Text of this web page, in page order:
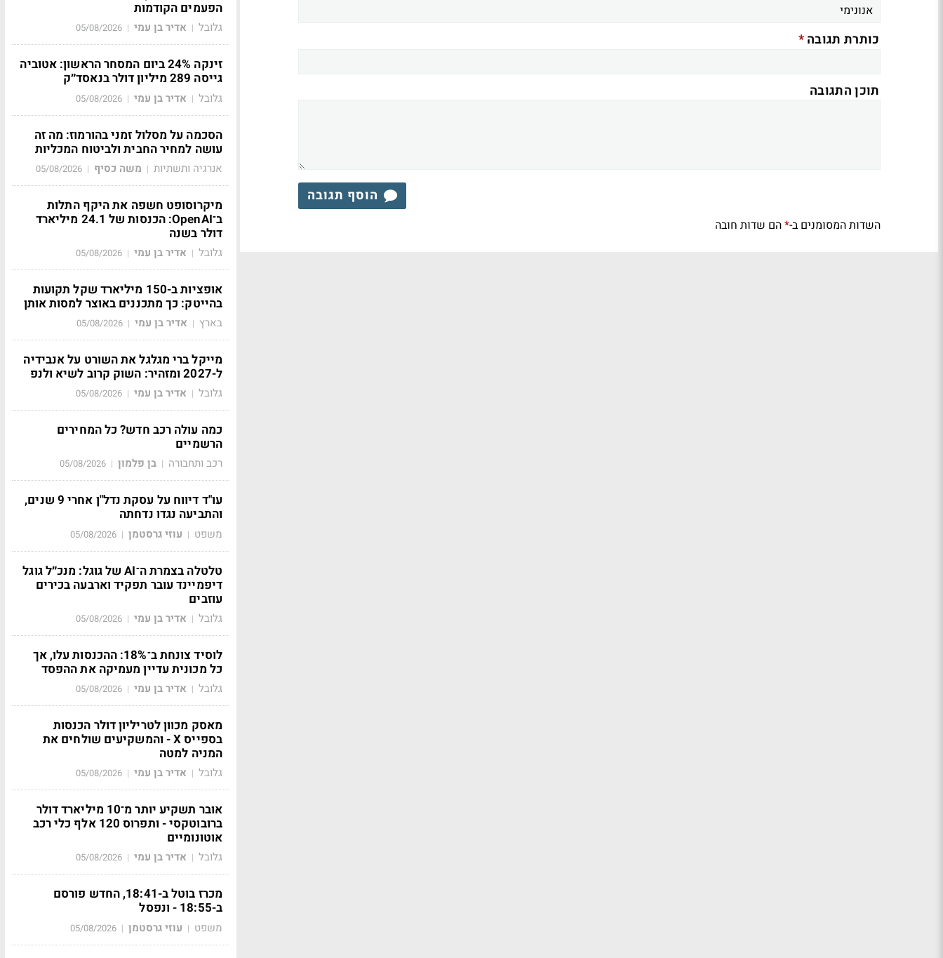
כותרת תגובה*
תוכן התגובה
הוסף תגובה
השדות המסומנים ב-*הם שדות חובה
הפעמים הקודמות
גלובל | אדיר בן עמי |
05/08/2026
זינקה 24% ביום המסחר הראשון: אטוביה
גייסה 289 מיליון דולר בנאסד״ק
גלובל | אדיר בן עמי |
05/08/2026
הסכמה על מסלול זמני בהורמוז: מה זה
עושה למחיר החבית ולביטוח המכליות
אנרגיה ותשתיות | משה כסיף |
05/08/2026
מיקרוסופט חשפה את היקף התלות
ב־OpenAI: הכנסות של 24.1 מיליארד
דולר בשנה
גלובל | אדיר בן עמי |
05/08/2026
אופציות ב-150 מיליארד שקל תקועות
בהייטק: כך מתכננים באוצר למסות אותן
בארץ | אדיר בן עמי |
05/08/2026
מייקל ברי מגלגל את השורט על אנבידיה
ל-2027 ומזהיר: השוק קרוב לשיא ולנפ
גלובל | אדיר בן עמי |
05/08/2026
כמה עולה רכב חדש? כל המחירים
הרשמיים
רכב ותחבורה | בן פלמון |
05/08/2026
עו"ד דיווח על עסקת נדל"ן אחרי 9 שנים,
והתביעה נגדו נדחתה
משפט | עוזי גרסטמן |
05/08/2026
טלטלה בצמרת ה־AI של גוגל: מנכ״ל גוגל
דיפמיינד עובר תפקיד וארבעה בכירים
עוזבים
גלובל | אדיר בן עמי |
05/08/2026
לוסיד צונחת ב־18%: ההכנסות עלו, אך
כל מכונית עדיין מעמיקה את ההפסד
גלובל | אדיר בן עמי |
05/08/2026
מאסק מכוון לטריליון דולר הכנסות
בספייס X - והמשקיעים שולחים את
המניה למטה
גלובל | אדיר בן עמי |
05/08/2026
אובר תשקיע יותר מ־10 מיליארד דולר
ברובוטקסי - ותפרוס 120 אלף כלי רכב
אוטונומיים
גלובל | אדיר בן עמי |
05/08/2026
מכרז בוטל ב-18:41, החדש פורסם
ב-18:55 - ונפסל
משפט | עוזי גרסטמן |
05/08/2026